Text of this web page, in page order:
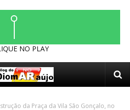
NO PLAY
da Praça da Vila São Gonçalo, no